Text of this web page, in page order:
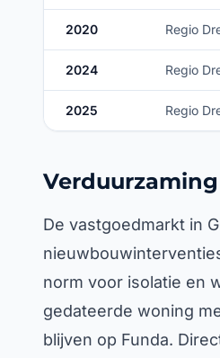
2020 Regio
2024 Regio
2025 Regio
De vastgoedmarkt in
norm voor isolatie en
gedateerde woning
blijven op Funda.